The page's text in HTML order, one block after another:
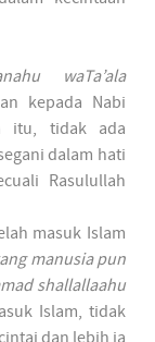
waTa’ala
kepada Nabi
itu, tidak ada
dalam hati
Rasulullah
masuk Islam
manusia pun
shallallaahu
Islam, tidak
dan lebih ia